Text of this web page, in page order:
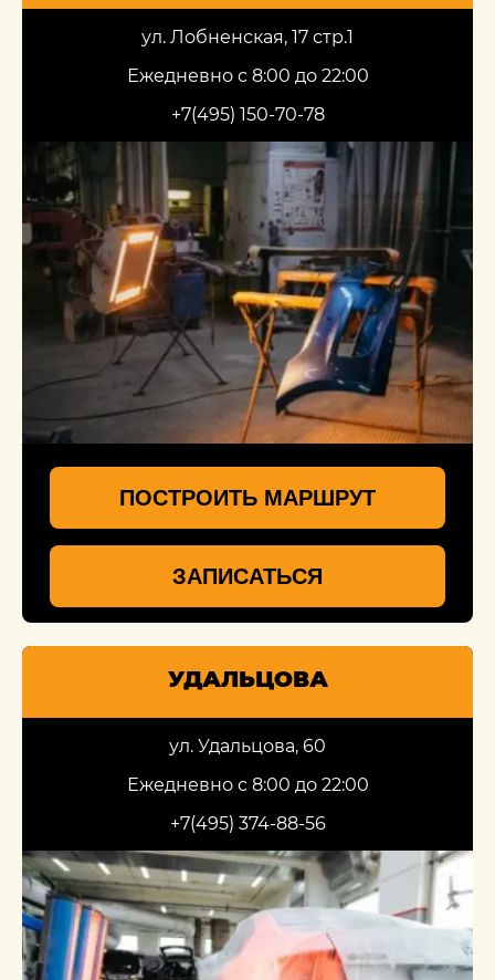
ул. Лобненская, 17 стр.1
Ежедневно с 8:00 до 22:00
+7(495) 150-70-78
ПОСТРОИТЬ МАРШРУТ
ЗАПИСАТЬСЯ
УДАЛЬЦОВА
ул. Удальцова, 60
Ежедневно с 8:00 до 22:00
+7(495) 374-88-56